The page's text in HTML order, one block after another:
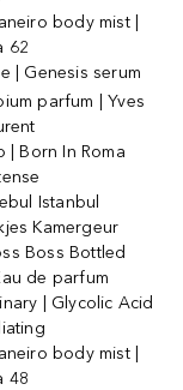
body mist |
62
| Genesis serum
parfum | Yves
| Born In Roma
Istanbul
Kamergeur
Boss Bottled
de parfum
| Glycolic Acid
body mist |
48